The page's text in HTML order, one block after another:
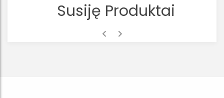
Susiję Produktai